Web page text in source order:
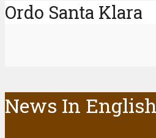
Ordo Santa Klara
News In English